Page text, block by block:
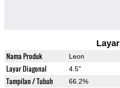
Layar
Nama Produk Leon
Layar Diagonal 4.5"
Tampilan / Tubuh 66.2%